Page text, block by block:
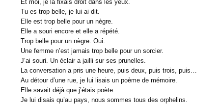
Et moi, je la fixais droit dans les yeux.
Tu es trop belle, je lui ai dit.
Elle est trop belle pour un nègre.
Elle a souri encore et elle a répété.
Trop belle pour un nègre. Oui.
Une femme n’est jamais trop belle pour un sorcier.
J’ai souri. Un éclair a jailli sur ses prunelles.
La conversation a pris une heure, puis deux, puis trois, puis…
Au détour d’une rue, je lui lisais un poème de mémoire.
Elle savait déjà que j’étais poète.
Je lui disais qu’au pays, nous sommes tous des orphelins.